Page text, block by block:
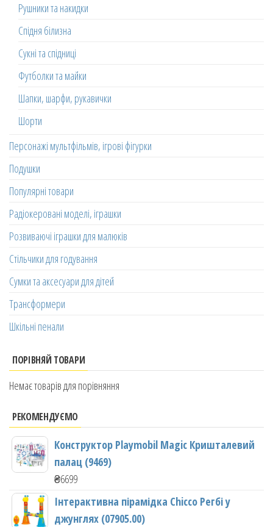
Рушники та накидки
Спідня білизна
Сукні та спідниці
Футболки та майки
Шапки, шарфи, рукавички
Шорти
Персонажі мультфільмів, ігрові фігурки
Подушки
Популярні товари
Радіокеровані моделі, іграшки
Розвиваючі іграшки для малюків
Стільчики для годування
Сумки та аксесуари для дітей
Трансформери
Шкільні пенали
ПОРІВНЯЙ ТОВАРИ
Немає товарів для порівняння
РЕКОМЕНДУЄМО
Конструктор Playmobil Magic Кришталевий
палац (9469)
₴6699
Інтерактивна пірамідка Chicco Регбі у
джунглях (07905.00)